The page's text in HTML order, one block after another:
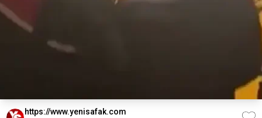
https://www.yenisafak.com